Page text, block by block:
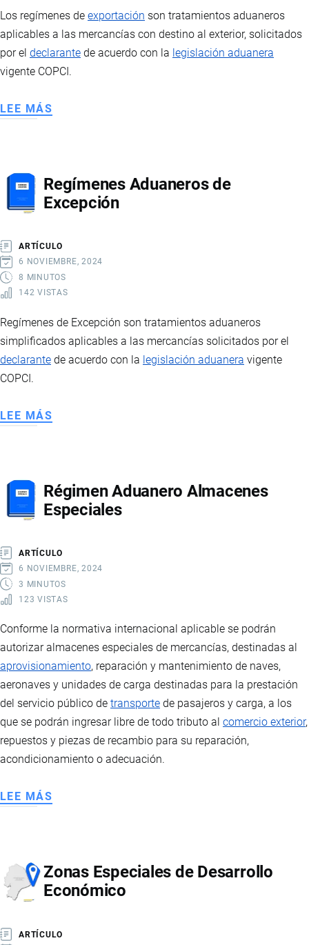
Los regímenes de exportación son tratamientos aduaneros
aplicables a las mercancías con destino al exterior, solicitados
por el declarante de acuerdo con la legislación aduanera
vigente COPCI.
LEE MÁS
EXPORTACIÓN
Regímenes Aduaneros de
Excepción
ARTÍCULO
6 NOVIEMBRE, 2024
8 MINUTOS
142 VISTAS
Regímenes de Excepción son tratamientos aduaneros
simplificados aplicables a las mercancías solicitados por el
declarante de acuerdo con la legislación aduanera vigente
COPCI.
LEE MÁS
EXCEPCIÓN
Régimen Aduanero Almacenes
Especiales
ARTÍCULO
6 NOVIEMBRE, 2024
3 MINUTOS
123 VISTAS
Conforme la normativa internacional aplicable se podrán
autorizar almacenes especiales de mercancías, destinadas al
aprovisionamiento, reparación y mantenimiento de naves,
aeronaves y unidades de carga destinadas para la prestación
del servicio público de transporte de pasajeros y carga, a los
que se podrán ingresar libre de todo tributo al comercio exterior,
repuestos y piezas de recambio para su reparación,
acondicionamiento o adecuación.
LEE MÁS
ESPECIALES
Zonas Especiales de Desarrollo
Económico
ARTÍCULO